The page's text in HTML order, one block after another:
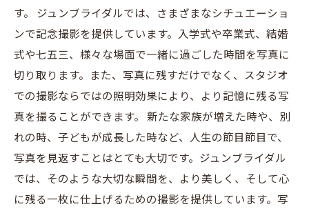
す。 ジュンブライダルでは、さまざまなシチュエーショ
ンで記念撮影を提供しています。入学式や卒業式、結婚
式や七五三、様々な場面で一緒に過ごした時間を写真に
切り取ります。また、写真に残すだけでなく、スタジオ
での撮影ならではの照明効果により、より記憶に残る写
真を撮ることができます。 新たな家族が増えた時や、別
れの時、子どもが成長した時など、人生の節目節目で、
写真を見返すことはとても大切です。ジュンブライダル
では、そのような大切な瞬間を、より美しく、そして心
に残る一枚に仕上げるための撮影を提供しています。写